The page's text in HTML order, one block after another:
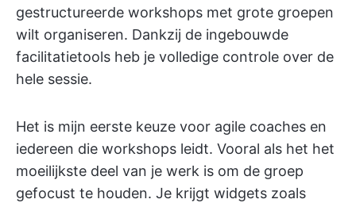
gestructureerde workshops met grote groepen
wilt organiseren. Dankzij de ingebouwde
facilitatietools heb je volledige controle over de
hele sessie.
Het is mijn eerste keuze voor agile coaches en
iedereen die workshops leidt. Vooral als het het
moeilijkste deel van je werk is om de groep
gefocust te houden. Je krijgt widgets zoals